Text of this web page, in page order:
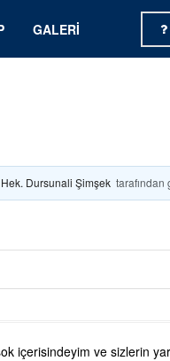
GALERI
Dursunali Şimşek tarafından
içerisindeyim ve sizlerin